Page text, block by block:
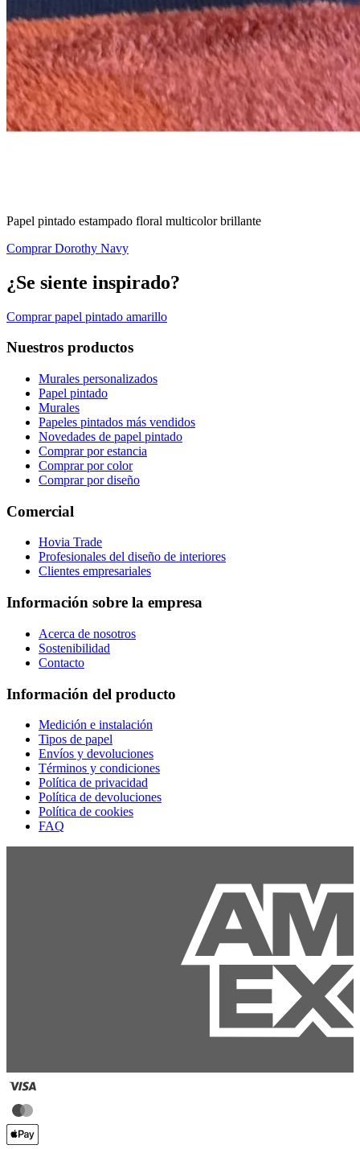
Papel pintado estampado floral multicolor brillante
Comprar Dorothy Navy
¿Se siente inspirado?
Comprar papel pintado amarillo
Nuestros productos
Murales personalizados
Papel pintado
Murales
Papeles pintados más vendidos
Novedades de papel pintado
Comprar por estancia
Comprar por color
Comprar por diseño
Comercial
Hovia Trade
Profesionales del diseño de interiores
Clientes empresariales
Información sobre la empresa
Acerca de nosotros
Sostenibilidad
Contacto
Información del producto
Medición e instalación
Tipos de papel
Envíos y devoluciones
Términos y condiciones
Política de privacidad
Política de devoluciones
Política de cookies
FAQ